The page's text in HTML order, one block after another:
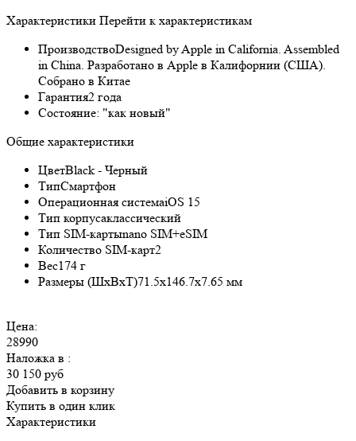
Характеристики Перейти к характеристикам
ПроизводствоDesigned by Apple in California. Assembled
in China. Разработано в Apple в Калифорнии (США).
Собрано в Китае
Гарантия2 года
Состояние: "как новый"
Общие характеристики
ЦветBlack - Черный
ТипСмартфон
Операционная системаiOS 15
Тип корпусаклассический
Тип SIM-картыnano SIM+eSIM
Количество SIM-карт2
Вес174 г
Размеры (ШxВxТ)71.5x146.7x7.65 мм
Цена:
28990
Наложка в :
30 150 руб
Добавить в корзину
Купить в один клик
Характеристики